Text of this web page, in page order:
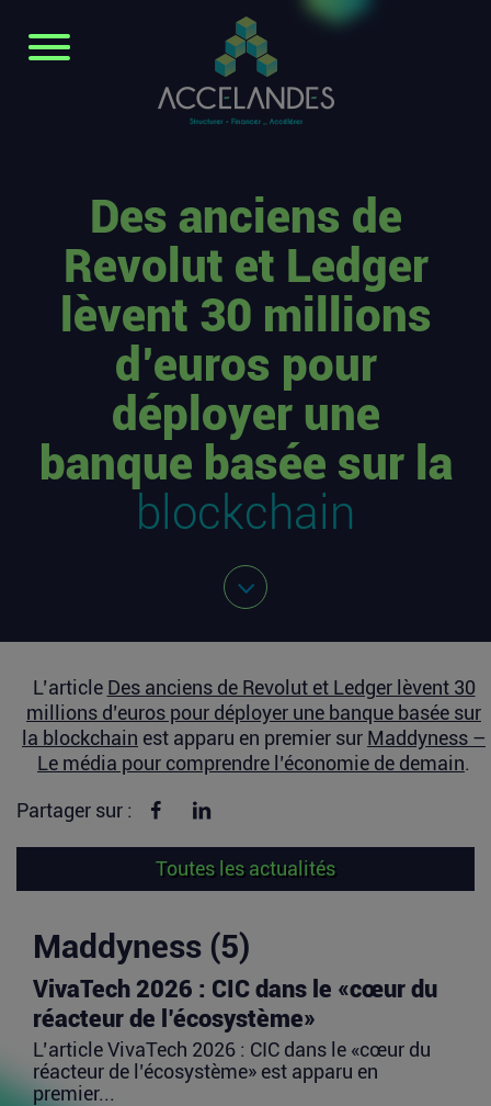
Des anciens de
Revolut et Ledger
lèvent 30 millions
d’euros pour
déployer une
banque basée sur la
blockchain
L’article Des anciens de Revolut et Ledger lèvent 30
millions d’euros pour déployer une banque basée sur
la blockchain est apparu en premier sur Maddyness –
Le média pour comprendre l’économie de demain.
Partager sur : Partager sur Facebook
Toutes les actualités
Maddyness (5)
VivaTech 2026 : CIC dans le «cœur du
réacteur de l’écosystème»
L’article VivaTech 2026 : CIC dans le «cœur du
réacteur de l’écosystème» est apparu en
premier...